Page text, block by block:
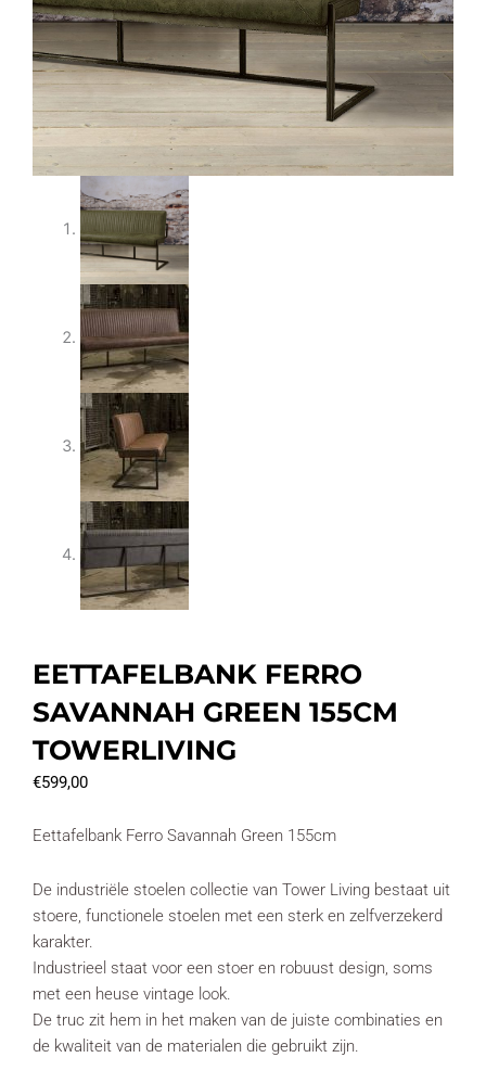
EETTAFELBANK FERRO
SAVANNAH GREEN 155CM
TOWERLIVING
€599,00
Eettafelbank Ferro Savannah Green 155cm
De industriële stoelen collectie van Tower Living bestaat uit
stoere, functionele stoelen met een sterk en zelfverzekerd
karakter.
Industrieel staat voor een stoer en robuust design, soms
met een heuse vintage look.
De truc zit hem in het maken van de juiste combinaties en
de kwaliteit van de materialen die gebruikt zijn.